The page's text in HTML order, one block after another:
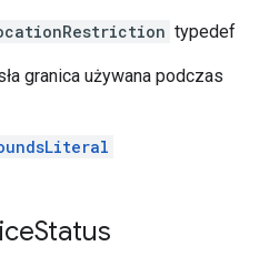
typedef
granica używana podczas
Status